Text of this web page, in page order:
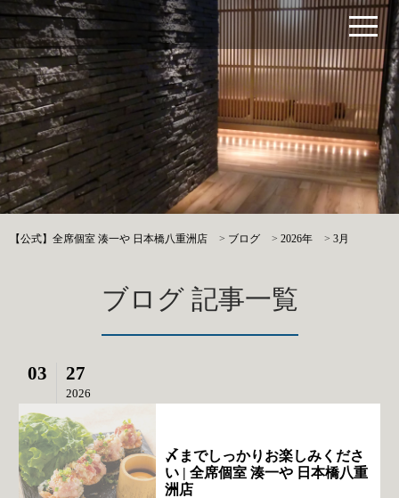
【公式】全席個室 湊一や 日本橋八重洲店 > ブログ >2026年 >3月
ブログ 記事一覧
03 27
2026
〆までしっかりお楽しみくださ
い | 全席個室 湊一や 日本橋八重
洲店